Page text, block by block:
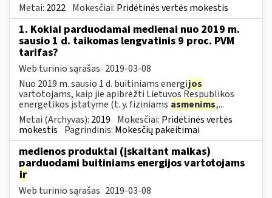
Metai: 2022 Mokesčiai: Pridėtinės vertės mokestis
1. Kokiai parduodamai medienai nuo 2019 m.
sausio 1 d. taikomas lengvatinis 9 proc. PVM
tarifas?
Web turinio sąrašas 2019-03-08
Nuo 2019 m. sausio 1 d. buitiniams energijos
vartotojams, kaip jie apibrėžti Lietuvos Respublikos
energetikos įstatyme (t. y. fiziniams asmenims,...
Metai (Archyvas): 2019 Mokesčiai: Pridėtinės vertės
mokestis Pagrindinis: Mokesčių pakeitimai
medienos produktai (įskaitant malkas)
parduodami buitiniams energijos vartotojams
ir
Web turinio sąrašas 2019-03-08